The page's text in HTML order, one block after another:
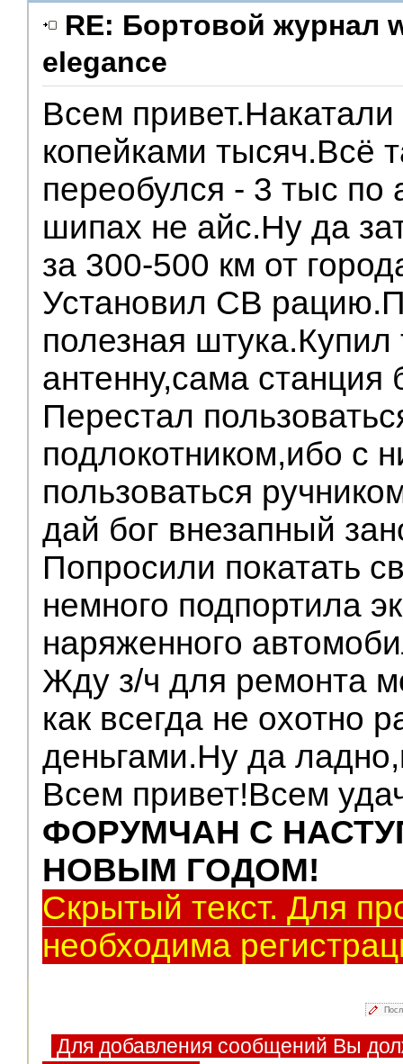
RE: Бортовой журнал
elegance
Всем
копейками тысяч.Всё
переобулся - 3 тыс по
шипах не айс.Ну да
за 300-500 км от
Установил СВ
полезная штука.Купил
антенну,сама станция
Перестал
подлокотником,ибо с
пользоваться
дай бог внезапный
Попросили покатать
немного подпортила
наряженного
Жду з/ч для ремонта
как всегда не охотно
деньгами.Ну да
Всем привет!Всем
ФОРУМЧАН С
НОВЫМ ГОДОМ!
Скрытый текст. Для
необходима
Для добавления сообщений Вы